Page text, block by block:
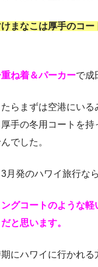
まなこは厚手のコー
ね着＆パーカーで成
らまずは空港にいる
手の冬用コートを持
でした。
月発のハワイ旅行なら
グコートのような軽
と思います。
にハワイに行かれる